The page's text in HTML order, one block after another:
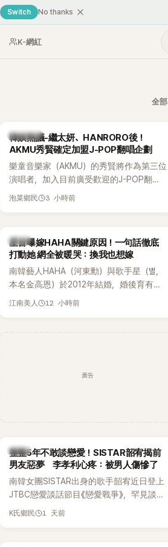
Switch No thanks
K-網紅
全部
熱議討論
韓娛熱議-繼太妍、HANRORO後！
AKMU秀賢確定加盟J-POP翻唱企劃
樂童音樂家（AKMU）的秀賢將作為第三位
演唱者，加入目前廣受歡迎的J-POP翻唱
企劃。繼太妍和Hanroro之後，秀賢已獲
泡菜鄉民 3 小時前
韓星
星首曝嫁HAHA關鍵原因！一句話徹底
打動她 網全被暖哭：換我也想嫁
南韓藝人HAHA（河東勳）與歌手星（별，
本名金高恩）於2012年結婚，婚後育有兩
子一女，一家五口生活幸福美滿，也是韓
江南美人 12 小時前
廣告
韓星
整整5年不敢談戀愛！SISTAR韶宥揭前
男友惡夢 李孝利心疼：被男人傷慘了
南韓女團SISTAR出身的歌手韶宥近日登上
JTBC戀愛談話節目《戀愛戰爭》，罕見談及
自己的感情生活，不僅坦言已經整整5年沒
K氏鄉民 1 天前